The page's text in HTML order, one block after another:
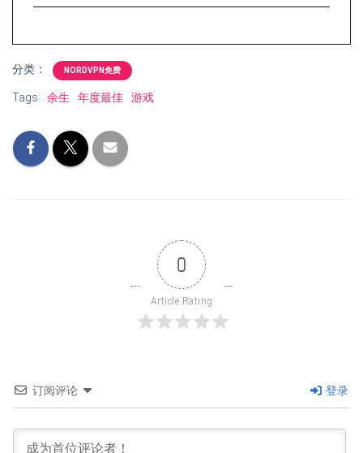
分类： NORDVPN免费
Tags: 余生 年度最佳 游戏
0
Article Rating
订阅评论 登录